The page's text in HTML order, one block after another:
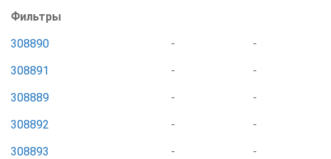
Фильтры
308890
- -
308891
- -
308889
- -
308892
- -
308893
- -